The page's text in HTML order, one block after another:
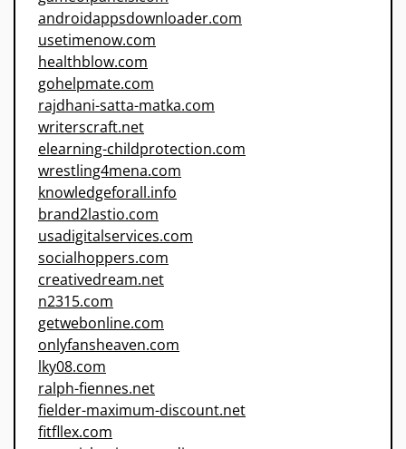
androidappsdownloader.com
usetimenow.com
healthblow.com
gohelpmate.com
rajdhani-satta-matka.com
writerscraft.net
elearning-childprotection.com
wrestling4mena.com
knowledgeforall.info
brand2lastio.com
usadigitalservices.com
socialhoppers.com
creativedream.net
n2315.com
getwebonline.com
onlyfansheaven.com
lky08.com
ralph-fiennes.net
fielder-maximum-discount.net
fitfllex.com